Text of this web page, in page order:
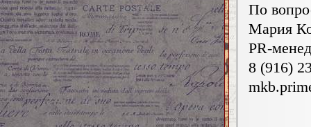
По
Мария
PR-
8 (916)